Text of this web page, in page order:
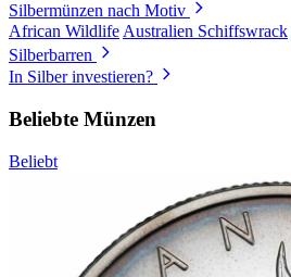
Silbermünzen nach Motiv
African Wildlife Australien Schiffswrack
Silberbarren
In Silber investieren?
Beliebte Münzen
Beliebt